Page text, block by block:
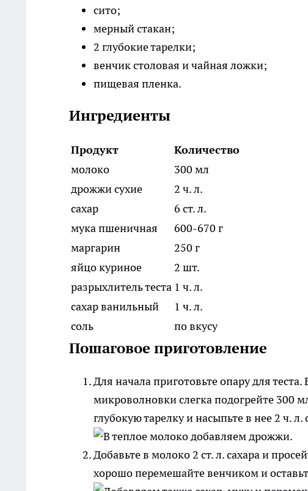
сито;
мерный стакан;
2 глубокие тарелки;
венчик столовая и чайная ложки;
пищевая пленка.
Ингредиенты
Продукт
Количество
молоко
300 мл
дрожжи сухие
2 ч. л.
сахар
6 ст. л.
мука пшеничная
600-670 г
маргарин
250 г
яйцо куриное
2 шт.
разрыхлитель теста 1 ч. л.
сахар ванильный
1 ч. л.
соль
по вкусу
Пошаговое приготовление
Для начала приготовьте опару для
микроволновки слегка подогрейте 300
глубокую тарелку и насыпьте в нее 2 ч.
Добавьте в молоко 2 ст. л. сахара и
хорошо перемешайте венчиком и